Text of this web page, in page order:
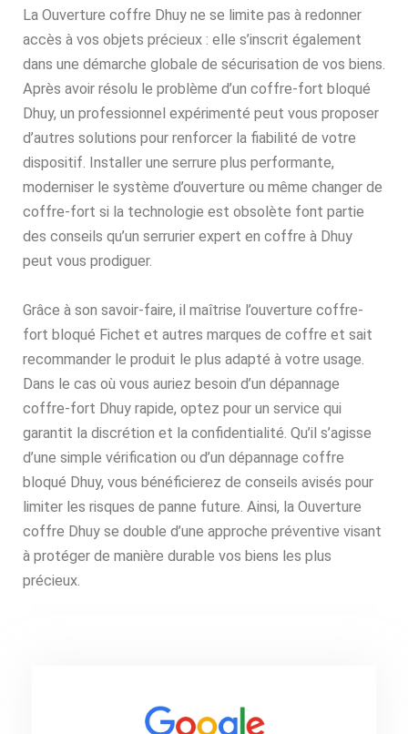
La Ouverture coffre Dhuy ne se limite pas à redonner
accès à vos objets précieux : elle s’inscrit également
dans une démarche globale de sécurisation de vos biens.
Après avoir résolu le problème d’un coffre-fort bloqué
Dhuy, un professionnel expérimenté peut vous proposer
d’autres solutions pour renforcer la fiabilité de votre
dispositif. Installer une serrure plus performante,
moderniser le système d’ouverture ou même changer de
coffre-fort si la technologie est obsolète font partie
des conseils qu’un serrurier expert en coffre à Dhuy
peut vous prodiguer.
Grâce à son savoir-faire, il maîtrise l’ouverture coffre-
fort bloqué Fichet et autres marques de coffre et sait
recommander le produit le plus adapté à votre usage.
Dans le cas où vous auriez besoin d’un dépannage
coffre-fort Dhuy rapide, optez pour un service qui
garantit la discrétion et la confidentialité. Qu’il s’agisse
d’une simple vérification ou d’un dépannage coffre
bloqué Dhuy, vous bénéficierez de conseils avisés pour
limiter les risques de panne future. Ainsi, la Ouverture
coffre Dhuy se double d’une approche préventive visant
à protéger de manière durable vos biens les plus
précieux.